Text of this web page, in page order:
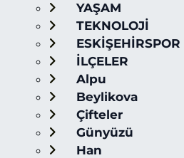
YAŞAM
TEKNOLOJİ
ESKİŞEHİRSPOR
İLÇELER
Alpu
Beylikova
Çifteler
Günyüzü
Han